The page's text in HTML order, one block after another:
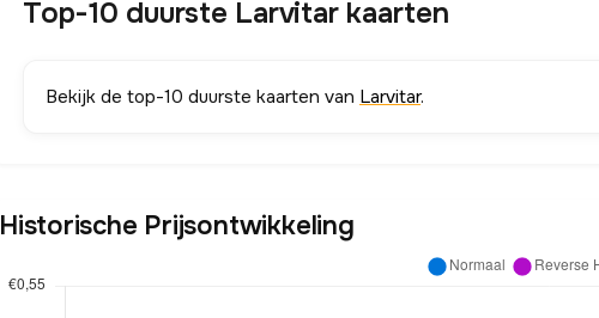
Top-10 duurste Larvitar kaarten
Bekijk de top-10 duurste kaarten van Larvitar.
Historische Prijsontwikkeling